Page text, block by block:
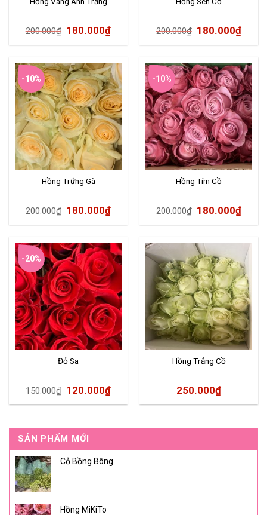
SẢN PHẨM MỚI
Cỏ Bồng Bông
Hồng MiKiTo
200.000₫ 180.000₫ 200.000₫ 180.000₫
-10%
Hồng Trứng Gà
200.000₫ 180.000₫
-10%
Hồng Tím Cồ
200.000₫ 180.000₫
-20%
Đỏ Sa
150.000₫ 120.000₫
Hồng Trắng Cồ
250.000₫